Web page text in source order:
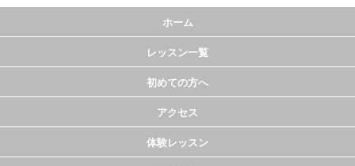
ホーム
レッスン一覧
初めての方へ
アクセス
体験レッスン